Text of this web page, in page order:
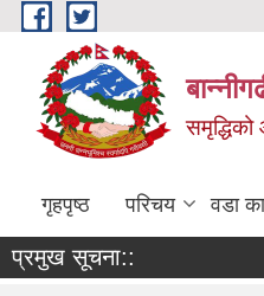
Skip to main content
समृद्धिको
गृहपृष्ठ परिचय वडा
प्रमुख सूचना::